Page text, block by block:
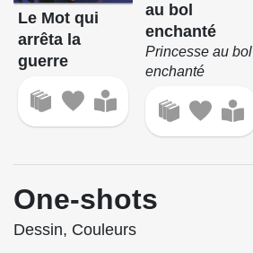
Le Mot qui
arrêta la
guerre
au bol
enchanté
Princesse au bol
enchanté
One-shots
Dessin, Couleurs